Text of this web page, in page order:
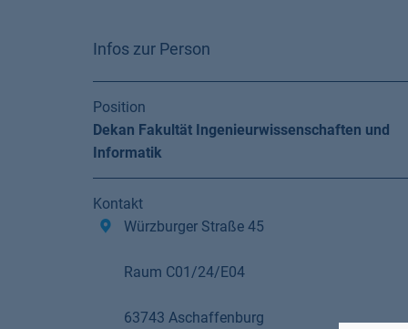
Infos zur Person
Position
Dekan Fakultät Ingenieurwissenschaften und
Informatik
Kontakt
Würzburger Straße 45
Raum C01/24/E04
63743 Aschaffenburg